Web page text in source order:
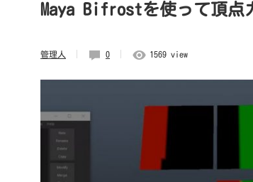
Maya Bifrostを使って頂点
管理人 0 1569 view